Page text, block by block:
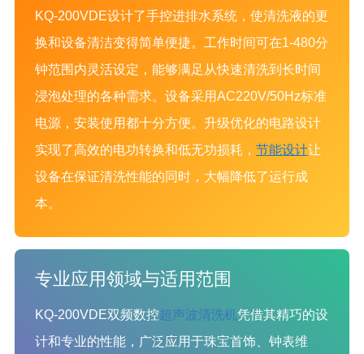
KQ-200VDE设计了手控进排水系统，使清洗液的更
换和设备清洁变得简单便捷。工作时间可在1-480分
钟范围内灵活设定，能够满足从快速清洗到长时间
浸泡处理的各种需求。设备采用AC220V/50Hz标准
电源，安装使用都十分方便。升级优化的电路设计
实现了高效的电功转换和低无功损耗， 节能设计让
设备在保证清洗性能的同时，大幅降低了运行成
本。
专业应用领域与适用范围
KQ-200VDE双频数控超声波清洗机 凭借其精巧的设
计和专业的性能，广泛应用于珠宝首饰、钟表维